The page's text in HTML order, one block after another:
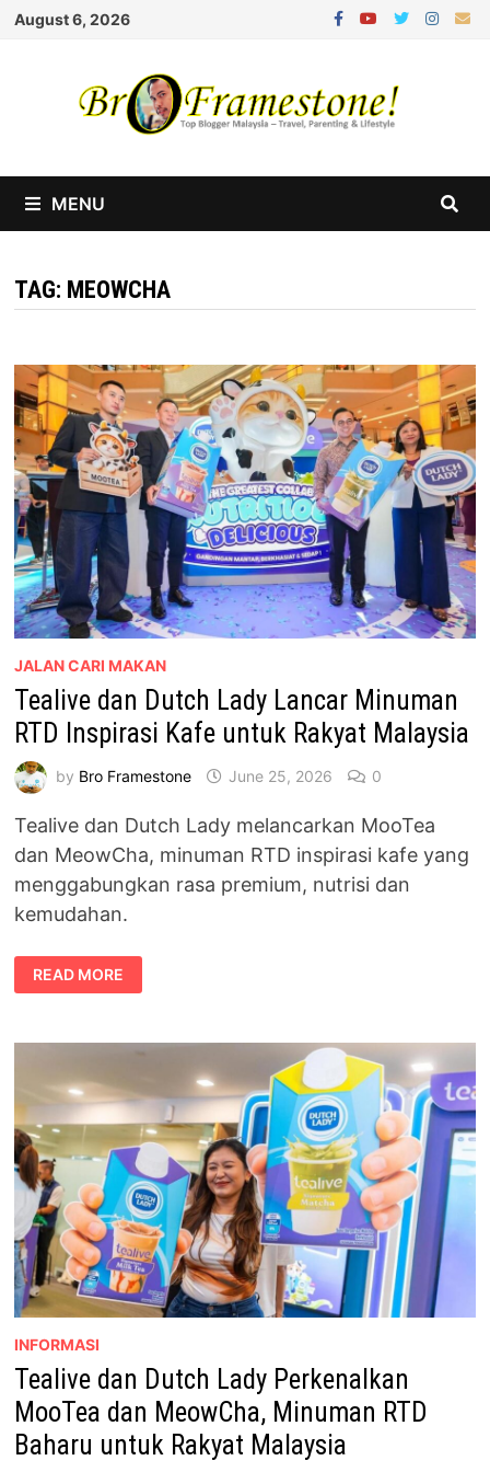
Skip
August 6, 2026
MENU
TAG: MEOWCHA
JALAN CARI MAKAN
Tealive dan Dutch Lady Lancar Minuman
RTD Inspirasi Kafe untuk Rakyat Malaysia
by Bro Framestone June 25, 2026 0
Tealive dan Dutch Lady melancarkan MooTea
dan MeowCha, minuman RTD inspirasi kafe yang
menggabungkan rasa premium, nutrisi dan
kemudahan.
TEALIVE
DAN
DUTCH
MINUMAN
KAFE
UNTUK
RAKYAT
MALAYSIA
READ MORE
INFORMASI
Tealive dan Dutch Lady Perkenalkan
MooTea dan MeowCha, Minuman RTD
Baharu untuk Rakyat Malaysia